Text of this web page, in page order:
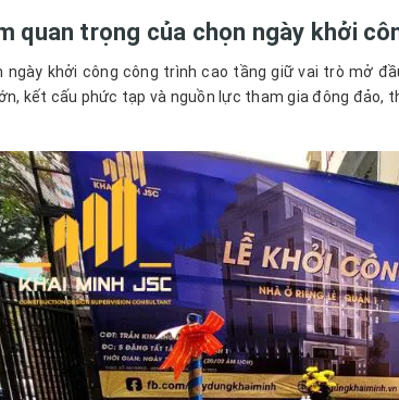
quan trọng của chọn ngày khởi
ngày khởi công công trình cao tầng giữ vai trò mở
kết cấu phức tạp và nguồn lực tham gia đông đảo,